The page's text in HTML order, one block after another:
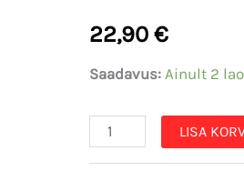
22,90€
Saadavus: Ainult 2
Tagavara
LISA